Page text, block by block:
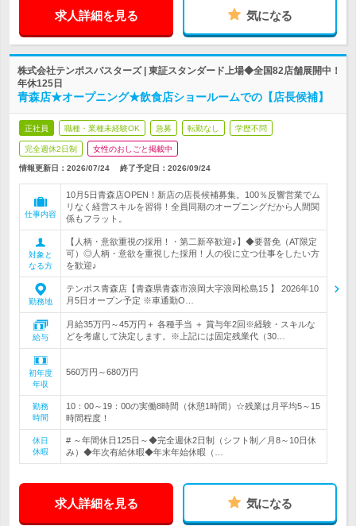
求人詳細を見る 気になる
株式会社テンポスバスターズ | 東証スタンダード上場◆全国82店舗展開中！
年休125日
青森店★オープニング★飲食店ショールームでの【店長候補】
正社員 職種・業種未経験OK 急募 転勤なし 学歴不問
完全週休2日制 女性のおしごと掲載中
情報更新日：2026/07/24 終了予定日： 2026/09/24
仕事内容
10月5日青森店OPEN！新店の店長候補募集。100％反響営業でム
リなく経営スキルを習得！全員同期のオープニングだから人間関
係もフラット。
対象と
なる方
【人柄・意欲重視の採用！・第二新卒歓迎♪】◆要普免（AT限定
可）◎人柄・意欲を重視した採用！人の役に立つ仕事をしたい方
を歓迎♪
勤務地
テンポス青森店【青森県青森市浪岡大字浪岡松島15 】 2026年10
月5日オープン予定 ※車通勤O…
給与
月給35万円～45万円＋ 各種手当 ＋ 賞与年2回※経験・スキルな
どを考慮して決定します。※上記には固定残業代（30…
初年度
年収
560万円～680万円
勤務
時間
10：00～19：00の実働8時間（休憩1時間）☆残業は月平均5～15
時間程度！
休日
休暇
# ～年間休日125日～◆完全週休2日制（シフト制／月8～10日休
み）◆年次有給休暇◆年末年始休暇（…
求人詳細を見る 気になる